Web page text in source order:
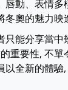
唇動、表情
奧的魅力映
只能分享當
重要性, 不
以全新的體